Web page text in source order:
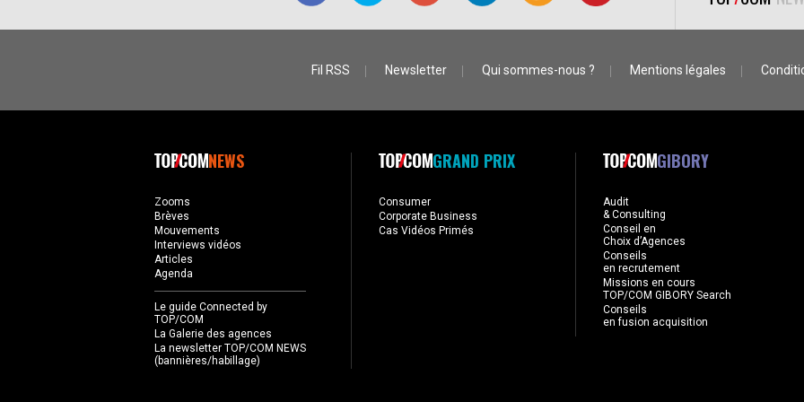
Fil RSS Newsletter Qui sommes-nous ? Mentions légales
NEWS
Zooms
Brèves
Mouvements
Interviews vidéos
Articles
Agenda
Le guide Connected by
TOP/COM
La Galerie des agences
La newsletter TOP/COM NEWS
(bannières/habillage)
GRAND PRIX
Consumer
Corporate Business
Cas Vidéos Primés
GIBORY
Audit
& Consulting
Conseil en
Choix d’Agences
Conseils
en recrutement
Missions en cours
TOP/COM GIBORY Search
Conseils
en fusion acquisition